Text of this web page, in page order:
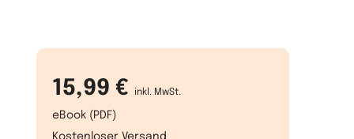
15,99 € inkl. MwSt.
eBook (PDF)
Kostenloser Versand